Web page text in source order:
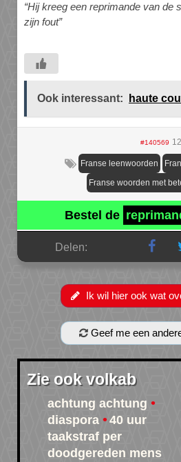
“Hij kreeg een reprimande van de
zijn fout”
Ook interessant: haute
#140569
Franse leenwoorden
Franse woorden met
Bestel de
Delen:
Ik wil hier ook wat
Geef me een
Zie ook volkab
achtung achtung
diaspora
40 uur
taakstraf per
doodgereden mens